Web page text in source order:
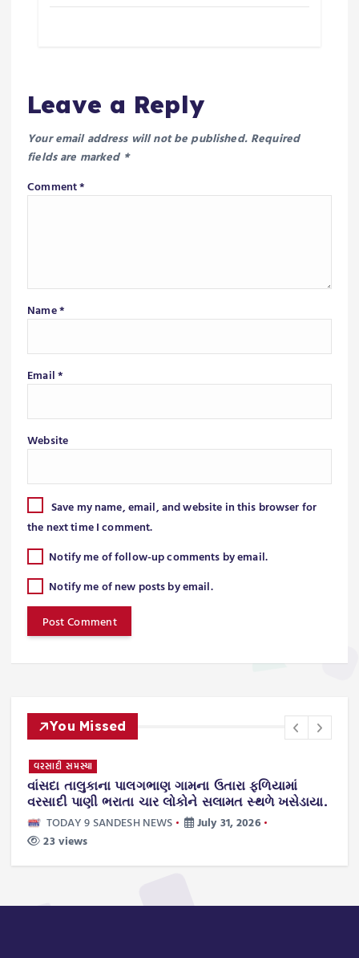
Leave a Reply
Your email address will not be published. Required
fields are marked *
Comment*
Name*
Email*
Website
Save my name, email, and website in this browser for
the next time I comment.
Notify me of follow-up comments by email.
Notify me of new posts by email.
You Missed
વરસાદી સમસ્યા
વાંસદા તાલુકાના પાલગભાણ ગામના ઉતારા ફળિયામાં
વરસાદી પાણી ભરાતા ચાર લોકોને સલામત સ્થળે ખસેડાયા.
TODAY 9 SANDESH NEWS
July 31, 2026
23 views